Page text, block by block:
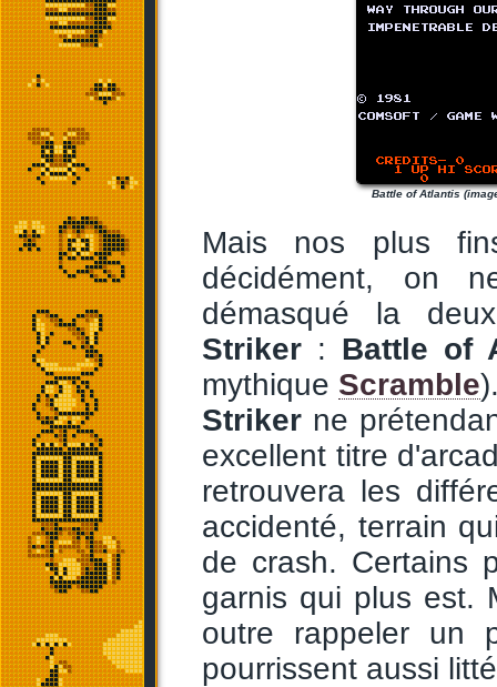
Battle of Atlantis
Mais nos plus
décidément, on
démasqué la
Striker : Battle of
mythique Scramble
Striker ne
excellent titre
retrouvera les
accidenté, terrain
de crash. Certains
garnis qui plus est.
outre rappeler
pourrissent aussi